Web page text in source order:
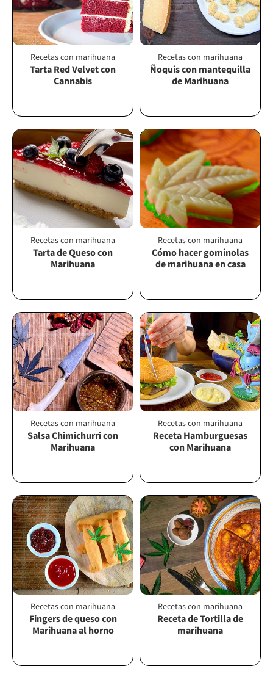
Recetas con marihuana
Tarta Red Velvet con
Cannabis
Recetas con marihuana
Ñoquis con mantequilla
de Marihuana
Recetas con marihuana
Tarta de Queso con
Marihuana
Recetas con marihuana
Cómo hacer gominolas
de marihuana en casa
Recetas con marihuana
Salsa Chimichurri con
Marihuana
Recetas con marihuana
Receta Hamburguesas
con Marihuana
Recetas con marihuana
Fingers de queso con
Marihuana al horno
Recetas con marihuana
Receta de Tortilla de
marihuana